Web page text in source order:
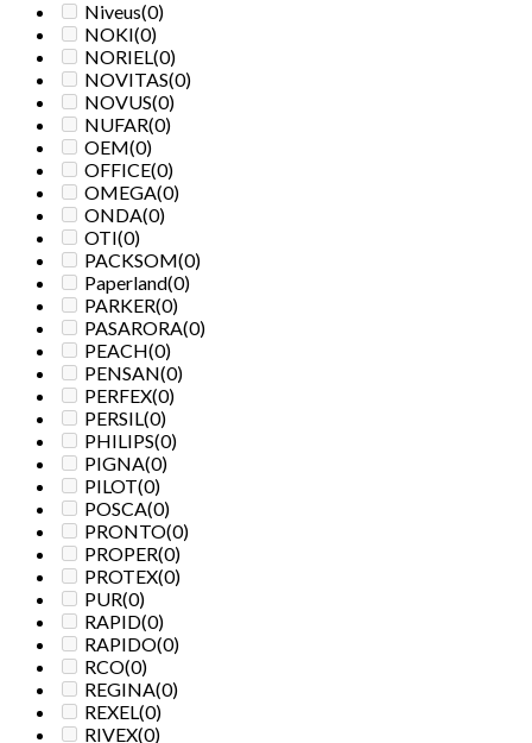
Niveus(0)
NOKI(0)
NORIEL(0)
NOVITAS(0)
NOVUS(0)
NUFAR(0)
OEM(0)
OFFICE(0)
OMEGA(0)
ONDA(0)
OTI(0)
PACKSOM(0)
Paperland(0)
PARKER(0)
PASARORA(0)
PEACH(0)
PENSAN(0)
PERFEX(0)
PERSIL(0)
PHILIPS(0)
PIGNA(0)
PILOT(0)
POSCA(0)
PRONTO(0)
PROPER(0)
PROTEX(0)
PUR(0)
RAPID(0)
RAPIDO(0)
RCO(0)
REGINA(0)
REXEL(0)
RIVEX(0)